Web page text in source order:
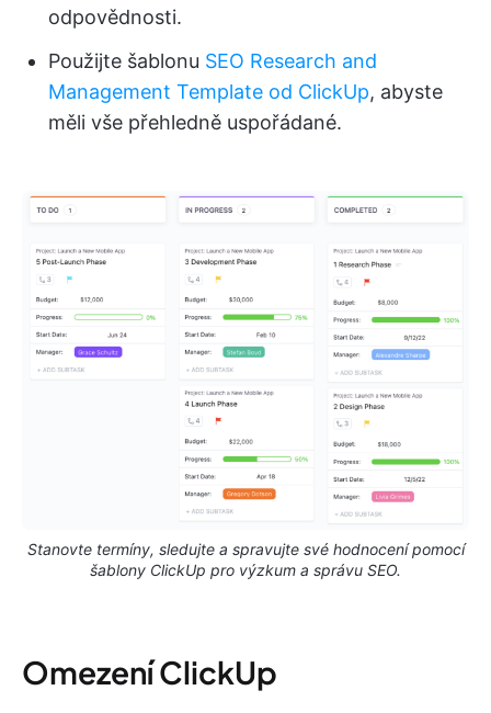
odpovědnosti.
Použijte šablonu SEO Research and
Management Template od ClickUp, abyste
měli vše přehledně uspořádané.
Stanovte termíny, sledujte a spravujte své hodnocení pomocí
šablony ClickUp pro výzkum a správu SEO.
Omezení ClickUp